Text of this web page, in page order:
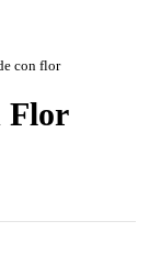
con flor
Flor